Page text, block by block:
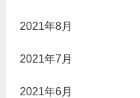
2021年8月
2021年7月
2021年6月